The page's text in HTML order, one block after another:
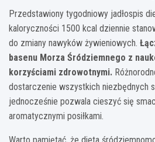
Przedstawiony tygodniowy jadłospis
kaloryczności 1500 kcal dziennie
do zmiany nawyków żywieniowych.
basenu Morza Śródziemnego z
korzyściami zdrowotnymi.
dostarczenie wszystkich niezbędnych
jednocześnie pozwala cieszyć się
aromatycznymi posiłkami.